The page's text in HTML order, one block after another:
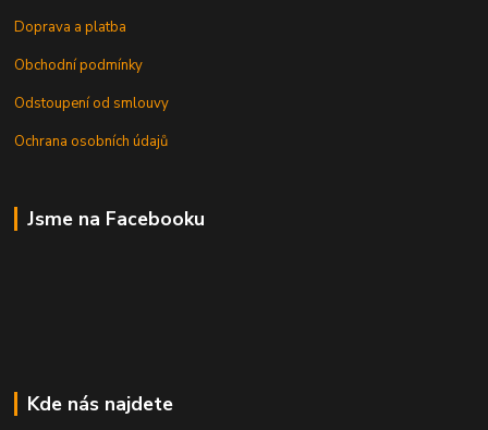
Doprava a platba
Obchodní podmínky
Odstoupení od smlouvy
Ochrana osobních údajů
Jsme na Facebooku
Kde nás najdete